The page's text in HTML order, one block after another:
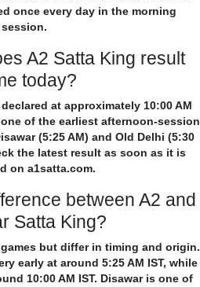
once every day in the morning
session.
A2 Satta King result
today?
at approximately 10:00 AM
of the earliest afternoon-session
(5:25 AM) and Old Delhi (5:30
the latest result as soon as it is
on a1satta.com.
between A2 and
Satta King?
but differ in timing and origin.
early at around 5:25 AM IST, while
10:00 AM IST. Disawar is one of